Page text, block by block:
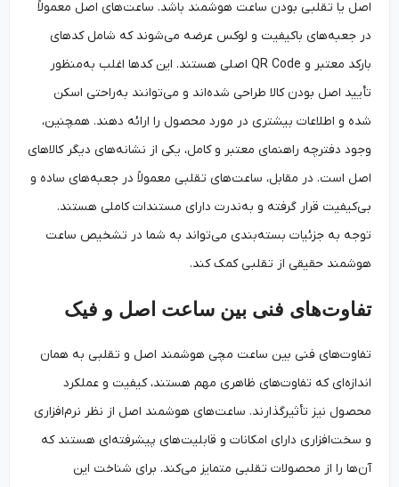
اصل یا تقلبی بودن ساعت هوشمند باشد. ساعت‌های اصل معمولاً
در جعبه‌های باکیفیت و لوکس عرضه می‌شوند که شامل کدهای
بارکد معتبر و QR Code اصلی هستند. این کدها اغلب به‌منظور
تأیید اصل بودن کالا طراحی شده‌اند و می‌توانند به‌راحتی اسکن
شده و اطلاعات بیشتری در مورد محصول را ارائه دهند. همچنین،
وجود دفترچه راهنمای معتبر و کامل، یکی از نشانه‌های دیگر کالاهای
اصل است. در مقابل، ساعت‌های تقلبی معمولاً در جعبه‌های ساده و
بی‌کیفیت قرار گرفته و به‌ندرت دارای مستندات کاملی هستند.
توجه به جزئیات بسته‌بندی می‌تواند به شما در تشخیص ساعت
هوشمند حقیقی از تقلبی کمک کند.
تفاوت‌های فنی بین ساعت اصل و فیک
تفاوت‌های فنی بین ساعت‌ مچی هوشمند اصل و تقلبی به همان
اندازه‌ای که تفاوت‌های ظاهری مهم هستند، کیفیت و عملکرد
محصول نیز تأثیرگذارند. ساعت‌های هوشمند اصل از نظر نرم‌افزاری
و سخت‌افزاری دارای امکانات و قابلیت‌های پیشرفته‌ای هستند که
آن‌ها را از محصولات تقلبی متمایز می‌کند. برای شناخت این